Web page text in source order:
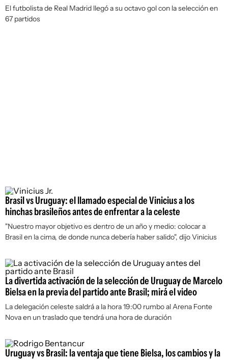
El futbolista de Real Madrid llegó a su octavo gol con la selección en
67 partidos
Brasil vs Uruguay: el llamado especial de Vinicius a los
hinchas brasileños antes de enfrentar a la celeste
"Nuestro mayor objetivo es dentro de un año y medio: colocar a
Brasil en la cima, de donde nunca debería haber salido", dijo Vinicius
La divertida activación de la selección de Uruguay de Marcelo
Bielsa en la previa del partido ante Brasil; mirá el video
La delegación celeste saldrá a la hora 19:00 rumbo al Arena Fonte
Nova en un traslado que tendrá una hora de duración
Uruguay vs Brasil: la ventaja que tiene Bielsa, los cambios y la